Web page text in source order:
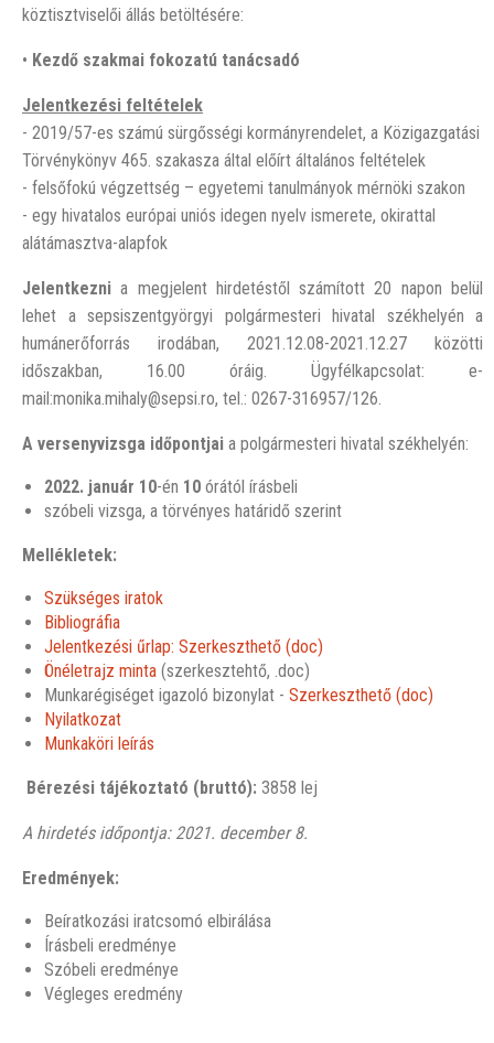
köztisztviselői állás betöltésére:
• Kezdő szakmai fokozatú tanácsadó
Jelentkezési feltételek
- 2019/57-es számú sürgősségi kormányrendelet, a Közigazgatási
Törvénykönyv 465. szakasza által előírt általános feltételek
- felsőfokú végzettség – egyetemi tanulmányok mérnöki szakon
- egy hivatalos európai uniós idegen nyelv ismerete, okirattal
alátámasztva-alapfok
Jelentkezni a megjelent hirdetéstől számított 20 napon belül
lehet a sepsiszentgyörgyi polgármesteri hivatal székhelyén a
humánerőforrás irodában, 2021.12.08-2021.12.27 közötti
időszakban, 16.00 óráig. Ügyfélkapcsolat: e-
mail:monika.mihaly@sepsi.ro, tel.: 0267-316957/126.
A versenyvizsga időpontjai a polgármesteri hivatal székhelyén:
2022. január 10-én 10 órától írásbeli
szóbeli vizsga, a törvényes határidő szerint
Mellékletek:
Szükséges iratok
Bibliográfia
Jelentkezési űrlap: Szerkeszthető (doc)
Önéletrajz minta (szerkesztehtő, .doc)
Munkarégiséget igazoló bizonylat - Szerkeszthető (doc)
Nyilatkozat
Munkaköri leírás
Bérezési tájékoztató (bruttó): 3858 lej
A hirdetés időpontja: 2021. december 8.
Eredmények:
Beíratkozási iratcsomó elbirálása
Írásbeli eredménye
Szóbeli eredménye
Végleges eredmény